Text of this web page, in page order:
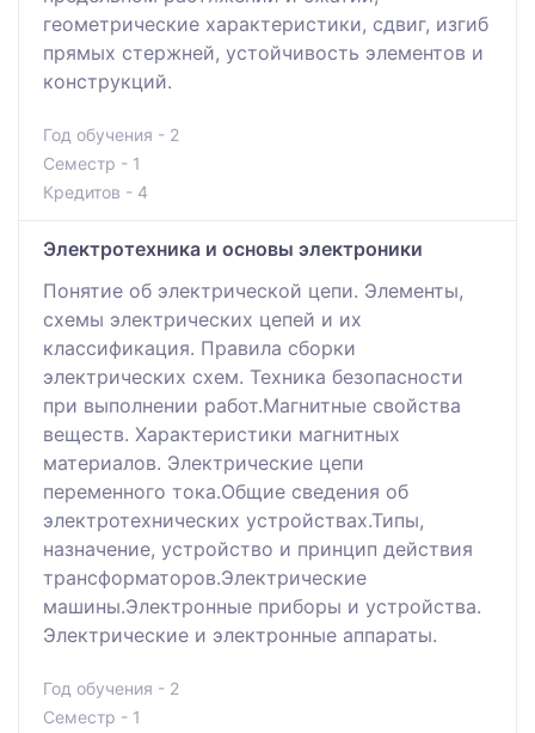
геометрические характеристики, сдвиг, изгиб
прямых стержней, устойчивость элементов и
конструкций.
Год обучения - 2
Семестр - 1
Кредитов - 4
Электротехника и основы электроники
Понятие об электрической цепи. Элементы,
схемы электрических цепей и их
классификация. Правила сборки
электрических схем. Техника безопасности
при выполнении работ.Магнитные свойства
веществ. Характеристики магнитных
материалов. Электрические цепи
переменного тока.Общие сведения об
электротехнических устройствах.Типы,
назначение, устройство и принцип действия
трансформаторов.Электрические
машины.Электронные приборы и устройства.
Электрические и электронные аппараты.
Год обучения - 2
Семестр - 1